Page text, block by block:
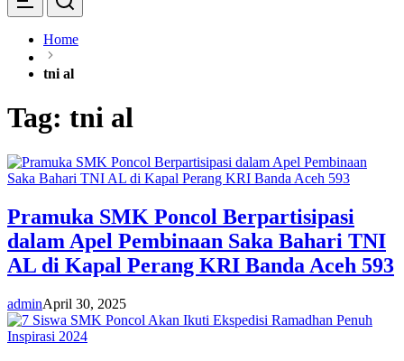
Home
tni al
Tag: tni al
Pramuka SMK Poncol Berpartisipasi
dalam Apel Pembinaan Saka Bahari TNI
AL di Kapal Perang KRI Banda Aceh 593
adminApril 30, 2025